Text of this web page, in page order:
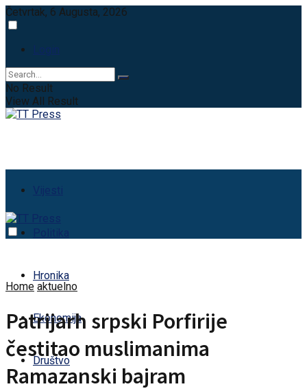
Četvrtak, 6 Augusta, 2026
Login
No Result
View All Result
Vijesti
Politika
Hronika
Ekonomija
Društvo
Home aktuelno
Patrijarh srpski Porfirije
čestitao muslimanima
Ramazanski bajram